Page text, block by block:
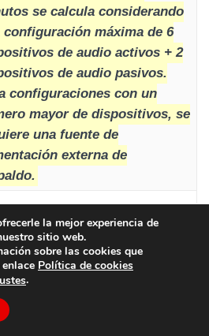
se calcula considerando
configuración máxima de 6
de audio activos + 2
de audio pasivos.
configuraciones con un
mayor de dispositivos, se
una fuente de
externa de
la mejor experiencia de
sitio web.
sobre las cookies que
Política de cookies
.